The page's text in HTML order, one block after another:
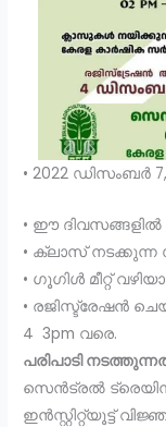
• 2022 ഡിസംബർ 7,
• ഈ
• ക്ലാസ് നടക്കുന്ന
• ഗൂഗിൾ മീറ്റ്
• രജിസ്ട്രേഷൻ
4 3pm വരെ.
പരിപാടി
സെൻട്രൽ
ഇൻസ്റ്റിറ്റ്യൂട്ട്